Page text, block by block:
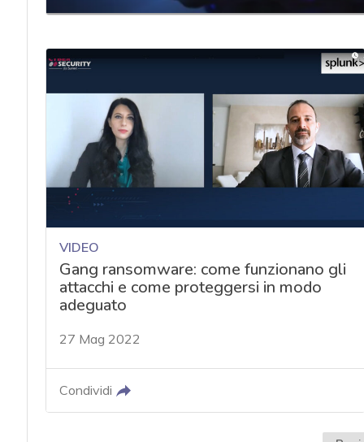
VIDEO
Gang ransomware: come funzionano gli
attacchi e come proteggersi in modo
adeguato
27 Mag 2022
Condividi